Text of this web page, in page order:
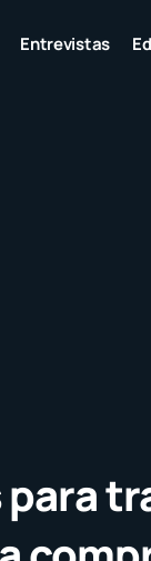
Entrevistas